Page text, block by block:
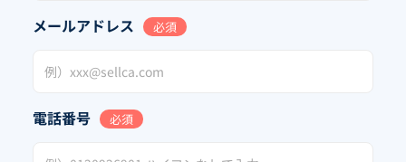
メールアドレス 必須
電話番号 必須